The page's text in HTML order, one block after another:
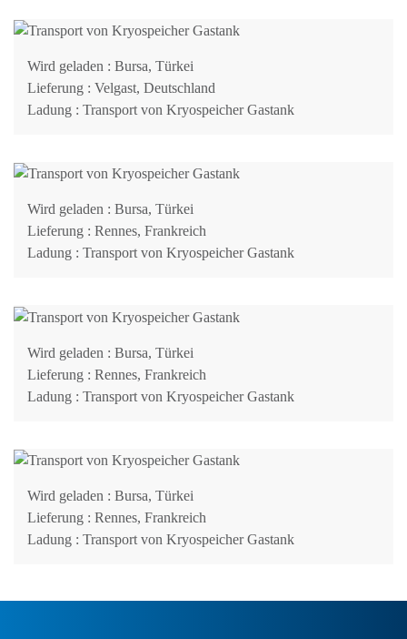
Wird geladen : Bursa, Türkei
Lieferung : Velgast, Deutschland
Ladung : Transport von Kryospeicher Gastank
Wird geladen : Bursa, Türkei
Lieferung : Rennes, Frankreich
Ladung : Transport von Kryospeicher Gastank
Wird geladen : Bursa, Türkei
Lieferung : Rennes, Frankreich
Ladung : Transport von Kryospeicher Gastank
Wird geladen : Bursa, Türkei
Lieferung : Rennes, Frankreich
Ladung : Transport von Kryospeicher Gastank